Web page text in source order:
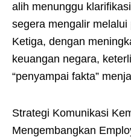
alih menunggu
segera mengalir
Ketiga, dengan
keuangan negara,
“penyampai fakta”
Strategi Komunikasi
Mengembangkan